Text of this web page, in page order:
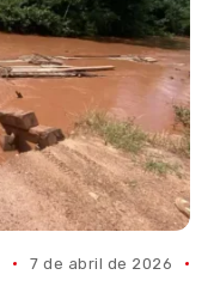
7 de abril de 2026